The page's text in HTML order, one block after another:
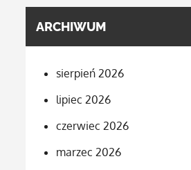
ARCHIWUM
sierpień 2026
lipiec 2026
czerwiec 2026
marzec 2026